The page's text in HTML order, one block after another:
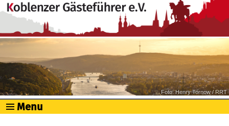
Foto: Henry Tornow / RRT
Menu